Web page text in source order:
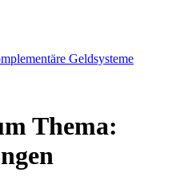
Geldsysteme
Thema: